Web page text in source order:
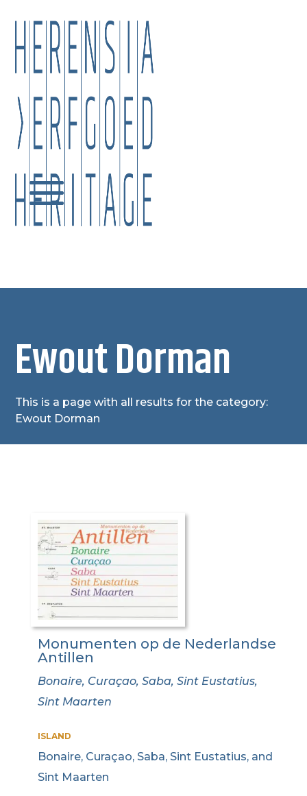
Ewout Dorman
This is a page with all results for the category:
Ewout Dorman
Monumenten op de Nederlandse
Antillen
Bonaire, Curaçao, Saba, Sint Eustatius,
Sint Maarten
ISLAND
Bonaire, Curaçao, Saba, Sint Eustatius, and
Sint Maarten